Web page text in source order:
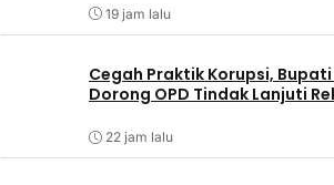
19 jam lalu
Cegah Praktik Korupsi,
Dorong OPD Tindak Lanjuti
22 jam lalu